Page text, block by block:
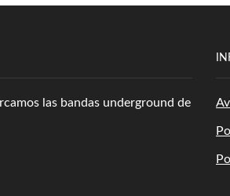
las bandas underground de